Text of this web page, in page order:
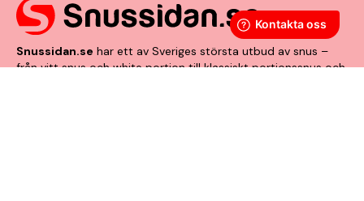
Snussidan.se har ett av Sveriges största utbud av snus –
från vitt snus och white portion till klassiskt portionssnus och